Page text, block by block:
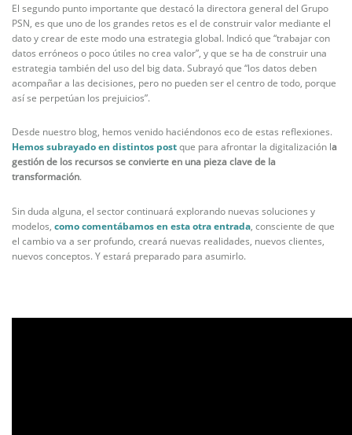
El segundo punto importante que destacó la directora general del Grupo
PSN, es que uno de los grandes retos es el de construir valor mediante el
dato y crear de este modo una estrategia global. Indicó que “trabajar con
datos erróneos o poco útiles no crea valor”, y que se ha de construir una
estrategia también del uso del big data. Subrayó que “los datos deben
acompañar a las decisiones, pero no pueden ser el centro de todo, porque
así se perpetúan los prejuicios”.
Desde nuestro blog, hemos venido haciéndonos eco de estas reflexiones.
Hemos subrayado en distintos postque para afrontar la digitalización la
gestión de los recursos se convierte en una pieza clave de la
transformación.
Sin duda alguna, el sector continuará explorando nuevas soluciones y
modelos, como comentábamos en esta otra entrada, consciente de que
el cambio va a ser profundo, creará nuevas realidades, nuevos clientes,
nuevos conceptos. Y estará preparado para asumirlo.